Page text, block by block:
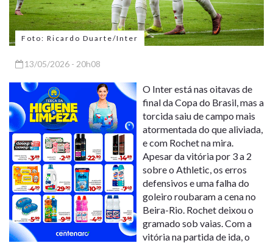
Foto: Ricardo Duarte/Inter
13/05/2026 - 20h08
O Inter está nas oitavas de
final da Copa do Brasil, mas a
torcida saiu de campo mais
atormentada do que aliviada,
e com Rochet na mira.
Apesar da vitória por 3 a 2
sobre o Athletic, os erros
defensivos e uma falha do
goleiro roubaram a cena no
Beira-Rio. Rochet deixou o
gramado sob vaias. Com a
vitória na partida de ida, o